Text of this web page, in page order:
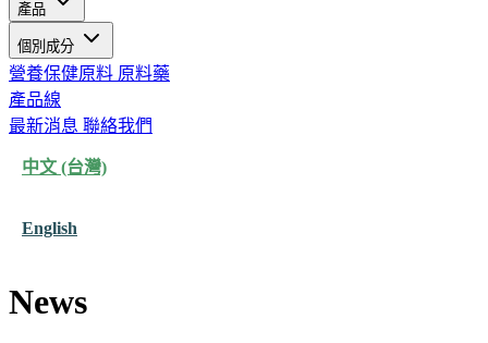
產品
個別成分
營養保健原料 原料藥
產品線
最新消息 聯絡我們
中文 (台灣)
English
News